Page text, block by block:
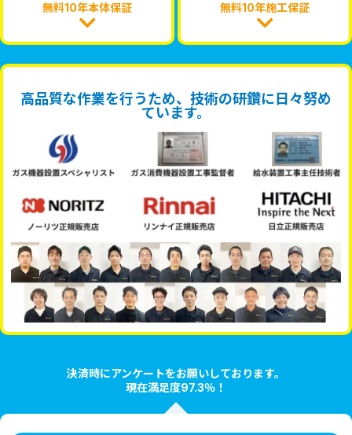
無料10年本体保証 無料10年施工保証
高品質な作業を行うため、技術の研鑽に日々努め
ています。
決済時にアンケートをお願いしております。
現在満足度97.3％！